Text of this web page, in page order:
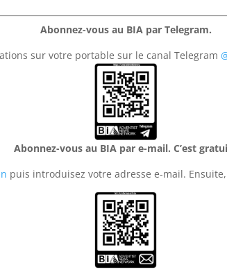
Abonnez-vous au BIA par Telegram.
sur votre portable sur le canal Telegram
Abonnez-vous au BIA par e-mail. C’est
puis introduisez votre adresse e-mail.